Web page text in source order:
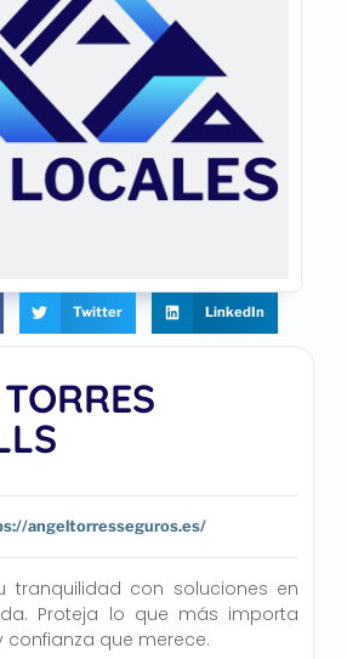
angeltorresseguros.es/
tranquilidad con soluciones en
Proteja lo que más importa
confianza que merece.
Twitter LinkedIn